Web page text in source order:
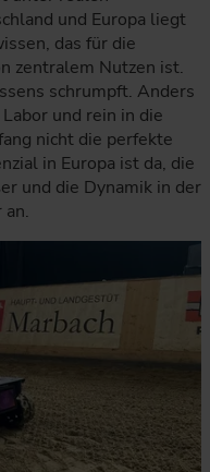
und Europa liegt
das für die
zentralem Nutzen ist.
schrumpft. Anders
und rein in die
nicht die perfekte
in Europa ist da, die
und die Dynamik in der